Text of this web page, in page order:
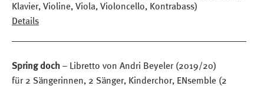
Klavier, Violine, Viola, Violoncello, Kontrabass)
Details
Spring doch – Libretto von Andri Beyeler (2019/20)
für 2 Sängerinnen, 2 Sänger, Kinderchor, ENsemble (2